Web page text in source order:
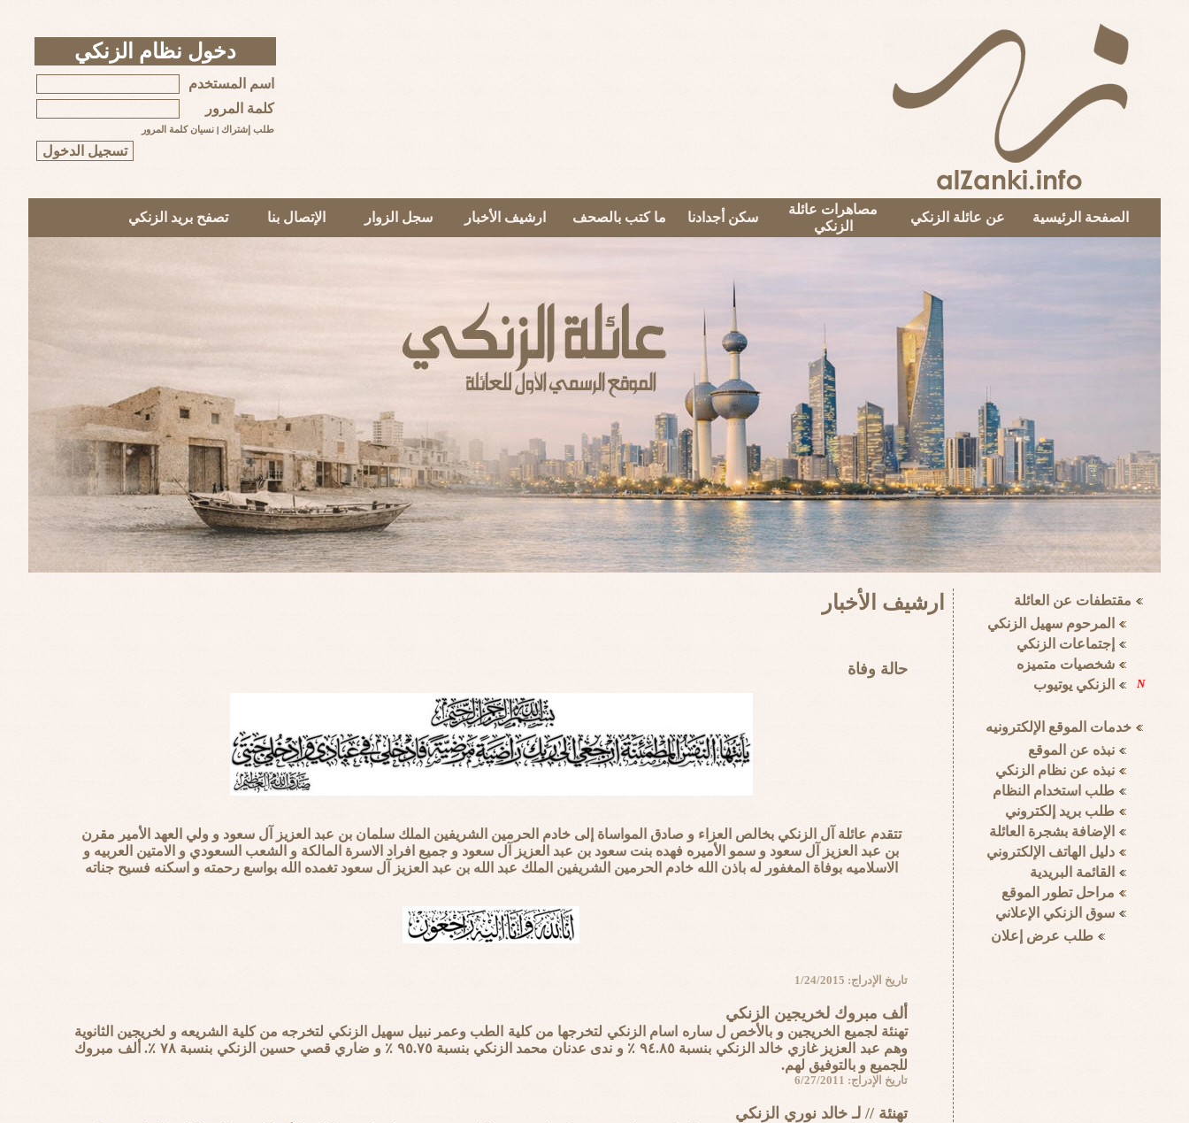
دخول نظام الزنكي
اسم المستخدم
كلمة المرور
طلب إشتراك | نسيان كلمة المرور
تصفح بريد الزنكي الإتصال بنا سجل الزوار ارشيف الأخبار ما كتب بالصحف سكن أجدادنا
مصاهرات عائلة
الزنكي
عن عائلة الزنكي الصفحة الرئيسية
ارشيف الأخبار
حالة وفاة
تتقدم عائلة آل الزنكي بخالص العزاء و صادق المواساة إلى خادم الحرمين الشريفين الملك سلمان بن عبد العزيز آل سعود و ولي العهد الأمير مقرن
بن عبد العزيز آل سعود و سمو الأميره فهده بنت سعود بن عبد العزيز آل سعود و جميع افراد الاسرة المالكة و الشعب السعودي و الامتين العربيه و
الاسلاميه بوفاة المغفور له باذن الله خادم الحرمين الشريفين الملك عبد الله بن عبد العزيز آل سعود تغمده الله بواسع رحمته و اسكنه فسيح جناته
تاريخ الإدراج: 1/24/2015
ألف مبروك لخريجين الزنكي
تهنئة لجميع الخريجين و بالأخص ل ساره اسام الزنكي لتخرجها من كلية الطب وعمر نبيل سهيل الزنكي لتخرجه من كلية الشريعه و لخريجين الثانوية
وهم عبد العزيز غازي خالد الزنكي بنسبة ٩٤.٨٥ ٪ و ندى عدنان محمد الزنكي بنسبة ٩٥.٧٥ ٪ و ضاري قصي حسين الزنكي بنسبة ٧٨ ٪. ألف مبروك
للجميع و بالتوفيق لهم.
تاريخ الإدراج: 6/27/2011
تهنئة // لـ خالد نوري الزنكي